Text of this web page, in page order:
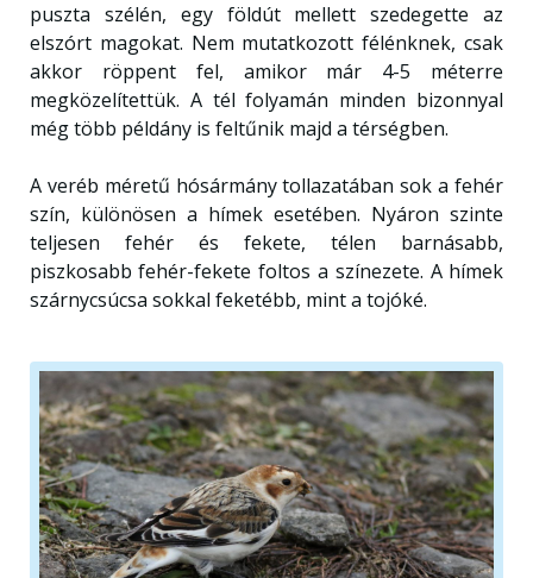
puszta szélén, egy földút mellett szedegette az
elszórt magokat. Nem mutatkozott félénknek, csak
akkor röppent fel, amikor már 4-5 méterre
megközelítettük. A tél folyamán minden bizonnyal
még több példány is feltűnik majd a térségben.
A veréb méretű hósármány tollazatában sok a fehér
szín, különösen a hímek esetében. Nyáron szinte
teljesen fehér és fekete, télen barnásabb,
piszkosabb fehér-fekete foltos a színezete. A hímek
szárnycsúcsa sokkal feketébb, mint a tojóké.